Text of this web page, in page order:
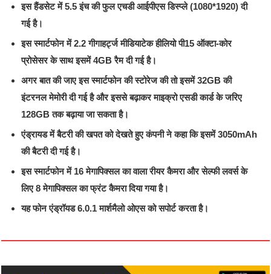
इस हैंडसेट में 5.5 इंच की फुल एचडी आईपीएस डिस्प्ले (1080*1920) दी
गई है।
इस स्मार्टफोन में 2.2 गीगाहर्ट्ज मीडियाटेक हीलियो पी15 ऑक्टा-कोर
प्रोसेसर के साथ इसमें 4GB रैम दी गई है।
अगर बात की जाए इस स्मार्टफोन की स्टोरेज की तो इसमें 32GB की
इंटरनल मेमोरी दी गई है और इससे बढ़ाकर माइक्रो एसडी कार्ड के जरिए
128GB तक बढ़ाया जा सकता है।
एंड्रायड में बैटरी की खपत को देखते हुए कंपनी ने कहा कि इसमें 3050mAh
की बैटरी दी गई है।
इस स्मार्टफोन में 16 मेगापिक्सल का वाला रीयर कैमरा और सेल्फी लवर्स के
लिए 8 मेगापिक्सल का फ्रंट कैमरा दिया गया है।
यह फोन एंड्रॉयड 6.0.1 मार्शमैलो ओएस को सपोर्ट करता है।